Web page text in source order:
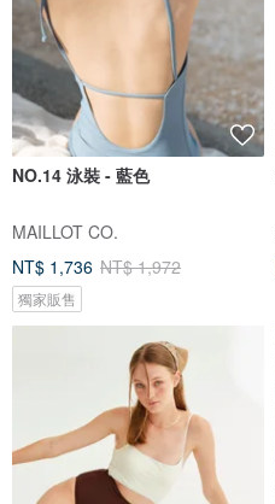
NO.14 泳裝 - 藍色
MAILLOT CO.
NT$ 1,736 NT$ 1,972
獨家販售